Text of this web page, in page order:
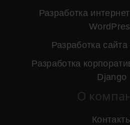
Разработка
Разработка
Разработка
Django
О